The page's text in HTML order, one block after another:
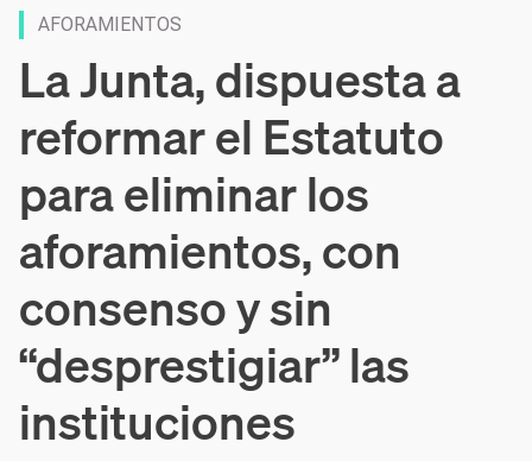
AFORAMIENTOS
La Junta, dispuesta a
reformar el Estatuto
para eliminar los
aforamientos, con
consenso y sin
“desprestigiar” las
instituciones